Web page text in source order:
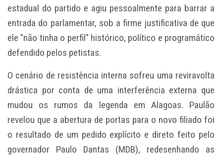
estadual do partido e agiu pessoalmente para barrar a
entrada do parlamentar, sob a firme justificativa de que
ele "não tinha o perfil" histórico, político e programático
defendido pelos petistas.
O cenário de resistência interna sofreu uma reviravolta
drástica por conta de uma interferência externa que
mudou os rumos da legenda em Alagoas. Paulão
revelou que a abertura de portas para o novo filiado foi
o resultado de um pedido explícito e direto feito pelo
governador Paulo Dantas (MDB), redesenhando as